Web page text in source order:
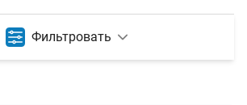
Фильтровать